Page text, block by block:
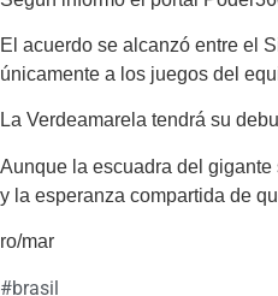
El acuerdo se alcanzó entre el
únicamente a los juegos del
La Verdeamarela tendrá su
Aunque la escuadra del
y la esperanza compartida de
ro/mar
#brasil